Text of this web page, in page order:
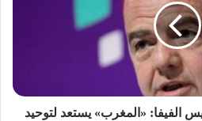
الفيفا: «المغرب» يستعد لتوحيد